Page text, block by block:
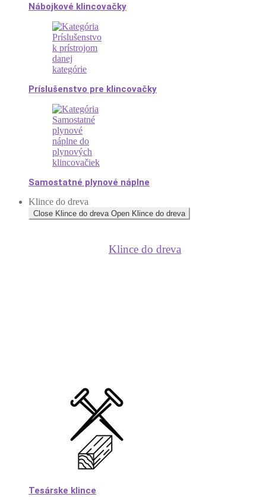
Nábojkové klincovačky
Príslušenstvo pre klincovačky
Samostatné plynové náplne
Klince do dreva
Close Klince do dreva Open Klince do dreva
Klince do dreva
Tesárske klince